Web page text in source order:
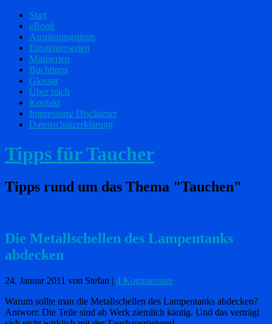
Start
eBook
Ausrüstungstipps
Einsteigerserien
Miniserien
Buchtipps
Glossar
Über mich
Kontakt
Impressum/ Disclaimer
Datenschutzerklärung
Tipps für Taucher
Tipps rund um das Thema "Tauchen"
Die Metallschellen des Lampentanks
abdecken
24. Januar 2011 von Stefan | 4 Kommentare
Warum sollte man die Metallschellen des Lampentanks abdecken?
Antwort: Die Teile sind ab Werk ziemlich kantig. Und das verträgt